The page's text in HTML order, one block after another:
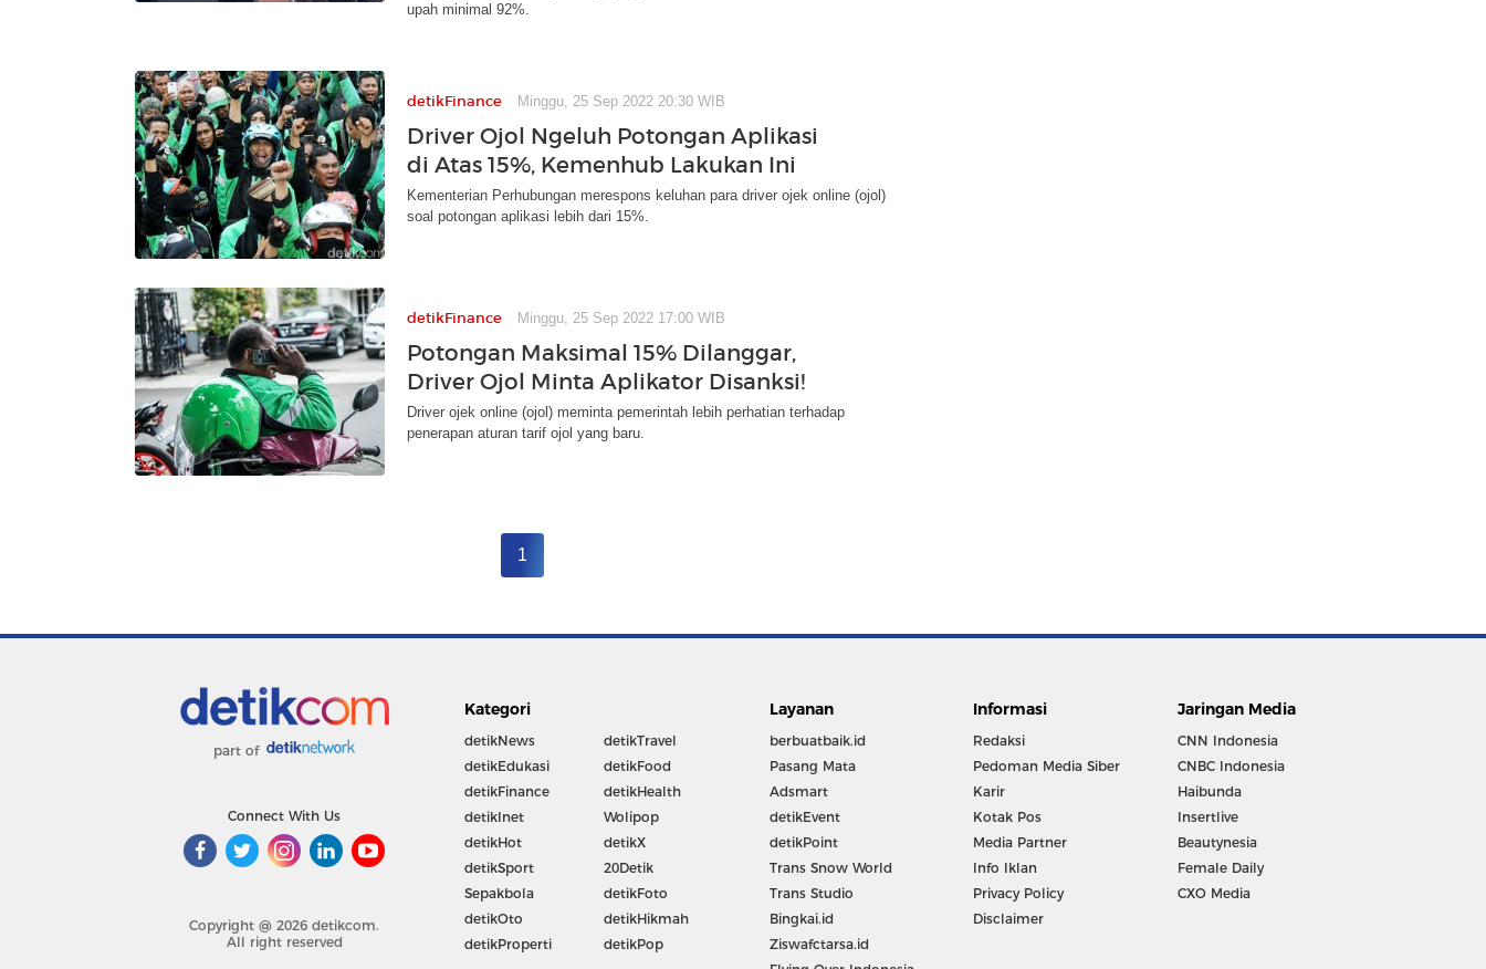
upah minimal 92%.
detikFinance Minggu, 25 Sep 2022 20:30 WIB
Driver Ojol Ngeluh Potongan Aplikasi
di Atas 15%, Kemenhub Lakukan Ini
Kementerian Perhubungan merespons keluhan para driver ojek online (ojol)
soal potongan aplikasi lebih dari 15%.
detikFinance Minggu, 25 Sep 2022 17:00 WIB
Potongan Maksimal 15% Dilanggar,
Driver Ojol Minta Aplikator Disanksi!
Driver ojek online (ojol) meminta pemerintah lebih perhatian terhadap
penerapan aturan tarif ojol yang baru.
1
part of
Connect With Us
Copyright @ 2026 detikcom.
All right reserved
Kategori
detikNews
detikEdukasi
detikFinance
detikInet
detikHot
detikSport
Sepakbola
detikOto
detikProperti
detikTravel
detikFood
detikHealth
Wolipop
detikX
20Detik
detikFoto
detikHikmah
detikPop
Layanan
berbuatbaik.id
Pasang Mata
Adsmart
detikEvent
detikPoint
Trans Snow World
Trans Studio
Bingkai.id
Ziswafctarsa.id
Informasi
Redaksi
Pedoman Media Siber
Karir
Kotak Pos
Media Partner
Info Iklan
Privacy Policy
Disclaimer
Jaringan Media
CNN Indonesia
CNBC Indonesia
Haibunda
Insertlive
Beautynesia
Female Daily
CXO Media